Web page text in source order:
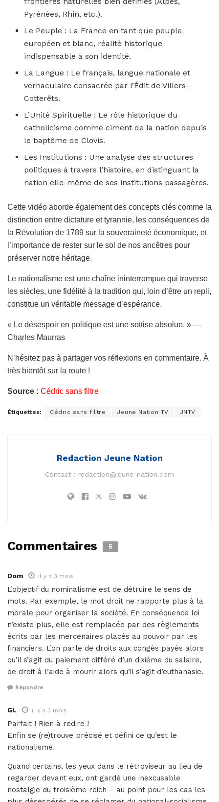
Pyrénées, Rhin, etc.).
Le Peuple : La France en tant que peuple
européen et blanc, réalité historique
indispensable à son identité.
La Langue : Le français, langue nationale et
vernaculaire consacrée par l’Édit de Villers-
Cotterêts.
L’Unité Spirituelle : Le rôle historique du
catholicisme comme ciment de la nation depuis
le baptême de Clovis.
Les Institutions : Une analyse des structures
politiques à travers l’histoire, en distinguant la
nation elle-même de ses institutions passagères.
Cette vidéo aborde également des concepts clés comme la
distinction entre dictature et tyrannie, les conséquences de
la Révolution de 1789 sur la souveraineté économique, et
l’importance de rester sur le sol de nos ancêtres pour
préserver notre héritage.
Le nationalisme est une chaîne ininterrompue qui traverse
les siècles, une fidélité à la tradition qui, loin d’être un repli,
constitue un véritable message d’espérance.
« Le désespoir en politique est une sottise absolue. » —
Charles Maurras
N’hésitez pas à partager vos réflexions en commentaire. À
très bientôt sur la route !
Source : Cédric sans filtre
Étiquettes: Cédric sans filtre Jeune Nation TV JNTV
Redaction Jeune Nation
Contact : redaction@jeune-nation.com
Commentaires 5
Dom il y a 3 mois
L’objectif du nominalisme est de détruire le sens de
mots. Par exemple, le mot droit ne rapporte plus à la
morale pour organiser la société. En conséquence loi
n’existe plus, elle est remplacée par des règlements
écrits par les mercenaires placés au pouvoir par les
financiers. L’on parle de droits aux congés payés alors
qu’il s’agit du paiement différé d’un dixième du salaire,
de droit à l’aide à mourir alors qu’il s’agit d’euthanasie.
Répondre
GL il y a 3 mois
Parfait ! Rien à redire !
Enfin se (re)trouve précisé et défini ce qu’est le
nationalisme.
Quand certains, les yeux dans le rétroviseur au lieu de
regarder devant eux, ont gardé une inexcusable
nostalgie du troisième reich – au point pour les cas les